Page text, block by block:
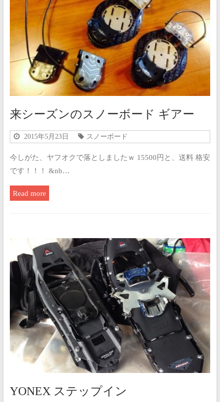
来シーズンのスノーボード ギアー
2015年5月23日 スノーボード
今しがた、ヤフオクで落としましたｗ 15500円と、送料 格安
です！！！ &nb…
Read more
YONEX ステップイン